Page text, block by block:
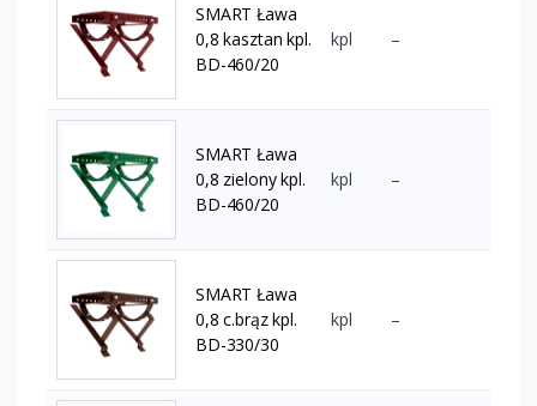
SMART Ława
0,8 kasztan kpl.
BD-460/20
kpl –
SMART Ława
0,8 zielony kpl.
BD-460/20
kpl –
SMART Ława
0,8 c.brąz kpl.
BD-330/30
kpl –